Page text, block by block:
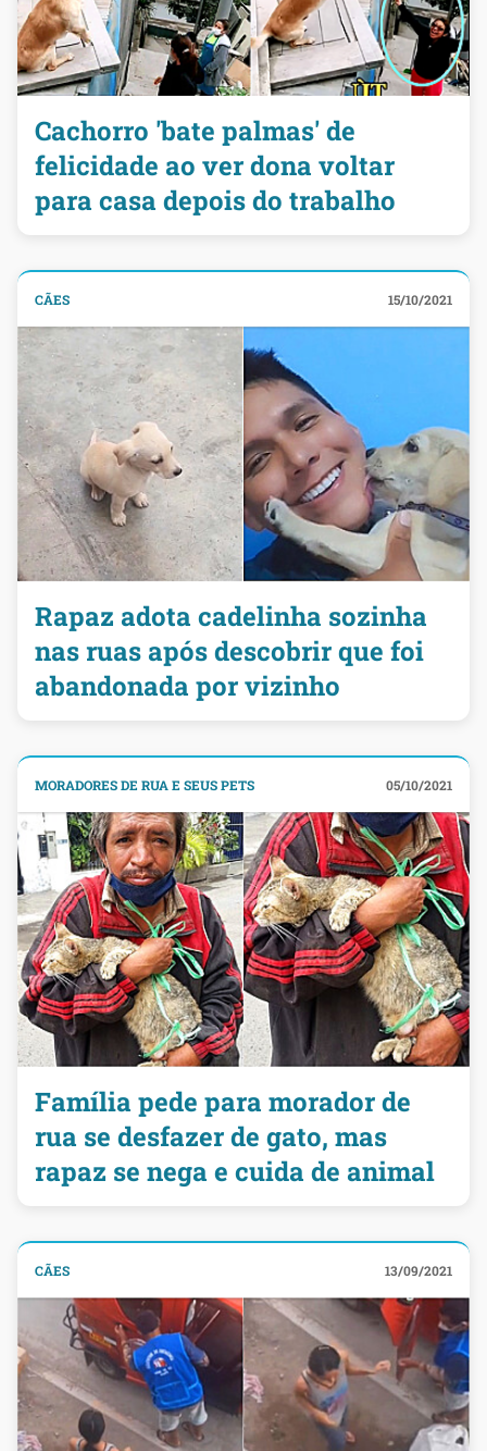
Cachorro 'bate palmas' de
felicidade ao ver dona voltar
para casa depois do trabalho
CÃES 15/10/2021
Rapaz adota cadelinha sozinha
nas ruas após descobrir que foi
abandonada por vizinho
MORADORES DE RUA E SEUS PETS 05/10/2021
Família pede para morador de
rua se desfazer de gato, mas
rapaz se nega e cuida de animal
CÃES 13/09/2021